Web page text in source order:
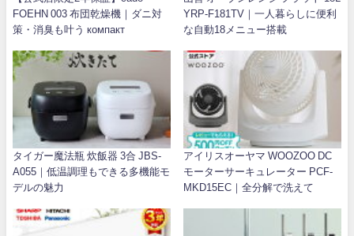
FOEHN 003 布団乾燥機｜ダニ対
策・消臭も叶う компакт
YRP-F181TV｜一人暮らしに便利
な自動18メニュー搭載
タイガー魔法瓶 炊飯器 3合 JBS-
A055｜低温調理もできる多機能モ
デルの魅力
アイリスオーヤマ WOOZOO DC
モーターサーキュレーター PCF-
MKD15EC｜全分解で洗えて